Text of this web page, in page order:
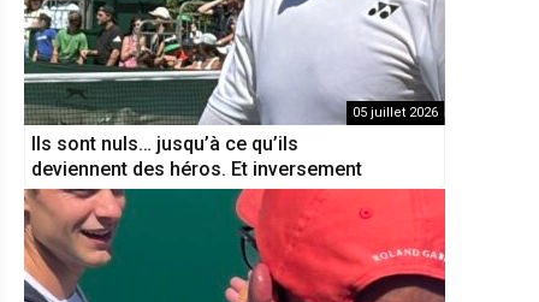
05 juillet 2026
Ils sont nuls… jusqu’à ce qu’ils
deviennent des héros. Et inversement